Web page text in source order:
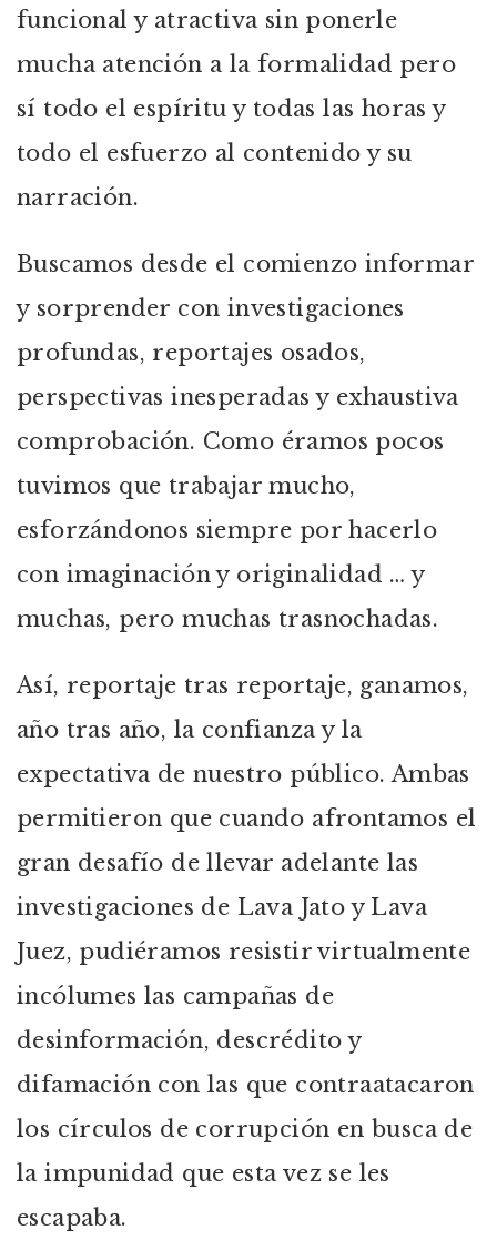
funcional y atractiva sin ponerle
mucha atención a la formalidad pero
sí todo el espíritu y todas las horas y
todo el esfuerzo al contenido y su
narración.
Buscamos desde el comienzo informar
y sorprender con investigaciones
profundas, reportajes osados,
perspectivas inesperadas y exhaustiva
comprobación. Como éramos pocos
tuvimos que trabajar mucho,
esforzándonos siempre por hacerlo
con imaginación y originalidad … y
muchas, pero muchas trasnochadas.
Así, reportaje tras reportaje, ganamos,
año tras año, la confianza y la
expectativa de nuestro público. Ambas
permitieron que cuando afrontamos el
gran desafío de llevar adelante las
investigaciones de Lava Jato y Lava
Juez, pudiéramos resistir virtualmente
incólumes las campañas de
desinformación, descrédito y
difamación con las que contraatacaron
los círculos de corrupción en busca de
la impunidad que esta vez se les
escapaba.